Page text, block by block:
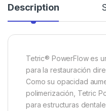
Description
Tetric® PowerFlow es
para la restauración
Como su opacidad
polimerización, Tetric
para estructuras